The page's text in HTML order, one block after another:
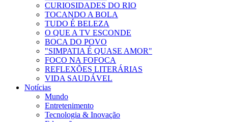
CURIOSIDADES DO RIO
TOCANDO A BOLA
TUDO É BELEZA
O QUE A TV ESCONDE
BOCA DO POVO
"SIMPATIA É QUASE AMOR"
FOCO NA FOFOCA
REFLEXÕES LITERÁRIAS
VIDA SAUDÁVEL
Notícias
Mundo
Entretenimento
Tecnologia & Inovação